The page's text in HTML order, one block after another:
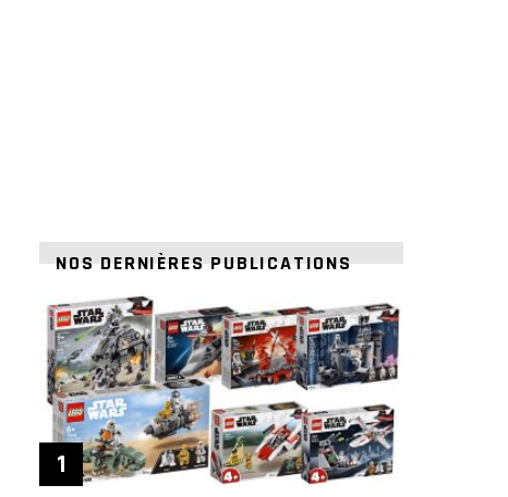
NOS DERNIÈRES PUBLICATIONS